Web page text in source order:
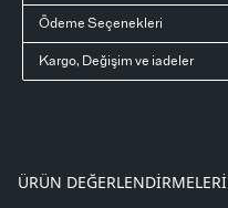
Ödeme Seçenekleri
Kargo, Değişim ve iadeler
ÜRÜN DEĞERLENDIRMELERI